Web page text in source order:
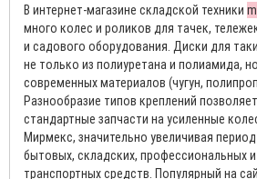
В интернет-магазине складской техники
много колес и роликов для тачек,
и садового оборудования. Диски для
не только из полиуретана и полиамида,
современных материалов (чугун,
Разнообразие типов креплений
стандартные запчасти на усиленные
Мирмекс, значительно увеличивая
бытовых, складских, профессиональных
транспортных средств. Популярный на